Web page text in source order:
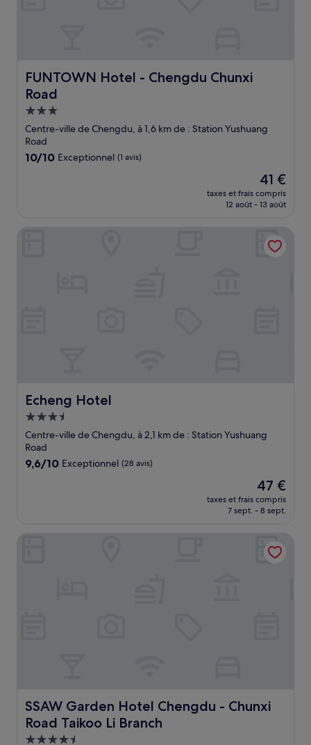
FUNTOWN Hotel - Chengdu Chunxi
Road
FUNTOWN Hotel - Chengdu Chunxi Road
Hébergement
3.0 étoiles
Centre-ville de Chengdu, à 1,6 km de : Station Yushuang
Road
10.0
10/10 Exceptionnel (1 avis)
Le
nouveau
prix
de
41 €
41 €
taxes et frais compris
12 août - 13 août
Echeng Hotel
Echeng Hotel
Hébergement
3.5 étoiles
Centre-ville de Chengdu, à 2,1 km de : Station Yushuang
Road
9.6
9,6/10 Exceptionnel (28 avis)
Le
nouveau
prix
de
47 €
47 €
taxes et frais compris
7 sept. - 8 sept.
SSAW Garden Hotel Chengdu - Chunxi
Road Taikoo Li Branch
SSAW Garden Hotel Chengdu - Chunxi Road Taikoo Li
Hébergement
SSAW Garden Hotel Chengdu - Chunxi Road Taikoo Li